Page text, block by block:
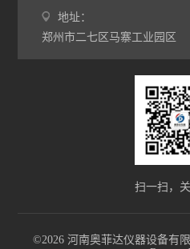
工业马弗炉
地址：
郑州市二七区马寨工业园区
扫一扫，
©2026 河南奥菲达仪器设备有